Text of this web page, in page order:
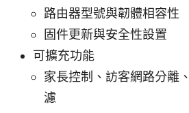
路由器型號與韌體相容性
固件更新與安全性設置
可擴充功能
家長控制、訪客網路分離
濾